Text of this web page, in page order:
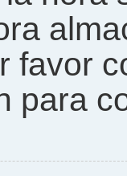
favor
para